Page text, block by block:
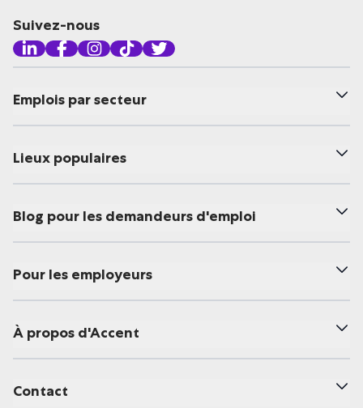
Suivez-nous
Emplois par secteur
Lieux populaires
Blog pour les demandeurs d'emploi
Pour les employeurs
À propos d'Accent
Contact